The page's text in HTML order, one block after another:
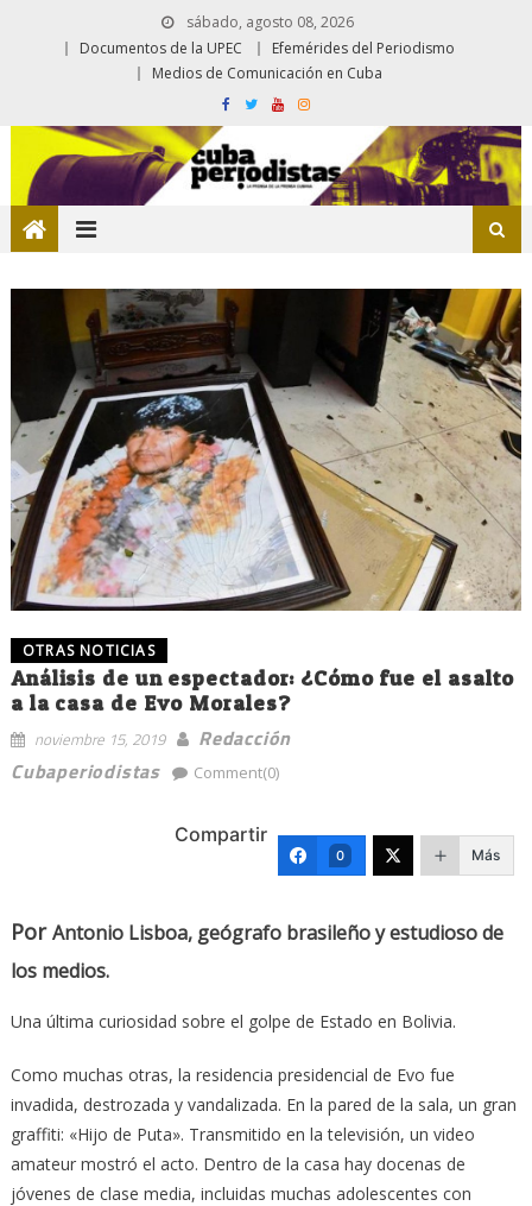
sábado, agosto 08, 2026
Documentos de la UPEC
Efemérides del Periodismo
Medios de Comunicación en Cuba
OTRAS NOTICIAS
Análisis de un espectador: ¿Cómo fue el asalto
a la casa de Evo Morales?
noviembre 15, 2019
Redacción
Cubaperiodistas
Comment(0)
Compartir
0 Más
PorAntonio Lisboa, geógrafo brasileño y estudioso de
los medios.
Una última curiosidad sobre el golpe de Estado en Bolivia.
Como muchas otras, la residencia presidencial de Evo fue
invadida, destrozada y vandalizada. En la pared de la sala, un gran
graffiti: «Hijo de Puta». Transmitido en la televisión, un video
amateur mostró el acto. Dentro de la casa hay docenas de
jóvenes de clase media, incluidas muchas adolescentes con